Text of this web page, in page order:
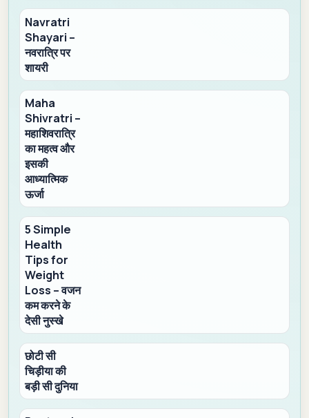
Navratri
Shayari –
नवरात्रि पर
शायरी
Maha
Shivratri –
महाशिवरात्रि
का महत्व और
इसकी
आध्यात्मिक
ऊर्जा
5 Simple
Health
Tips for
Weight
Loss – वजन
कम करने के
देसी नुस्खे
छोटी सी
चिड़ीया की
बड़ी सी दुनिया